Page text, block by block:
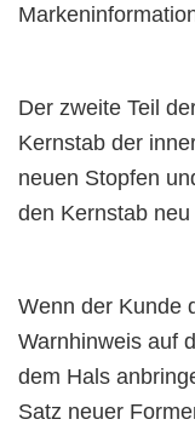
Der zweite Teil
Kernstab der
neuen Stopfen
den Kernstab
Wenn der Kunde
Warnhinweis auf
dem Hals
Satz neuer